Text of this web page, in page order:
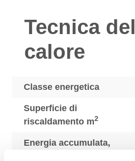
Tecnica del
calore
Classe energetica
Superficie di
riscaldamento m2
Energia accumulata,